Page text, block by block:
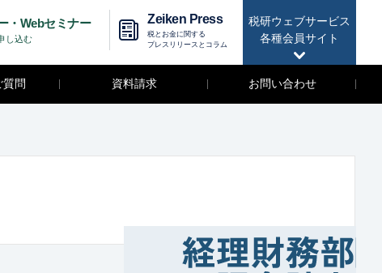
税研ウェブサービス
各種会員サイト
・Webセミナー
し込む
Zeiken Press
税とお金に関する
プレスリリースとコラム
質問 資料請求 お問い合わせ